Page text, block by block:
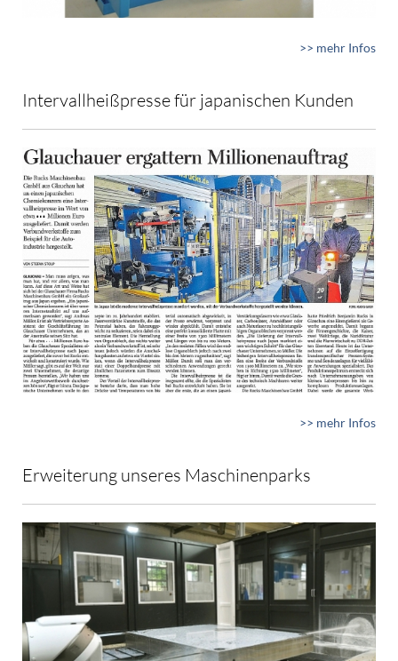
>> mehr Infos
Intervallheißpresse für japanischen Kunden
>> mehr Infos
Erweiterung unseres Maschinenparks